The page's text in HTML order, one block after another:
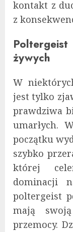
kontakt z
z
żywych
W
jest tylko
prawdziwa
umarłych.
początku
szybko
której
dominacji
poltergeist
mają
przemocy.